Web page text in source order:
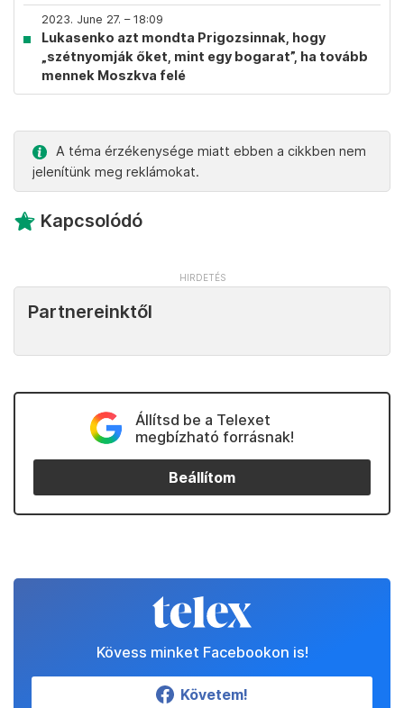
2023. June 27. – 18:09
Lukasenko azt mondta Prigozsinnak, hogy
„szétnyomják őket, mint egy bogarat”, ha tovább
mennek Moszkva felé
A téma érzékenysége miatt ebben a cikkben nem
jelenítünk meg reklámokat.
Kapcsolódó
Partnereinktől
Állítsd be a Telexet
megbízható forrásnak!
Beállítom
Kövess minket Facebookon is!
Követem!